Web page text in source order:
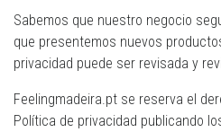
Sabemos que nuestro negocio
que presentemos nuevos
privacidad puede ser revisada y
Feelingmadeira.pt se reserva el
Política de privacidad publicando